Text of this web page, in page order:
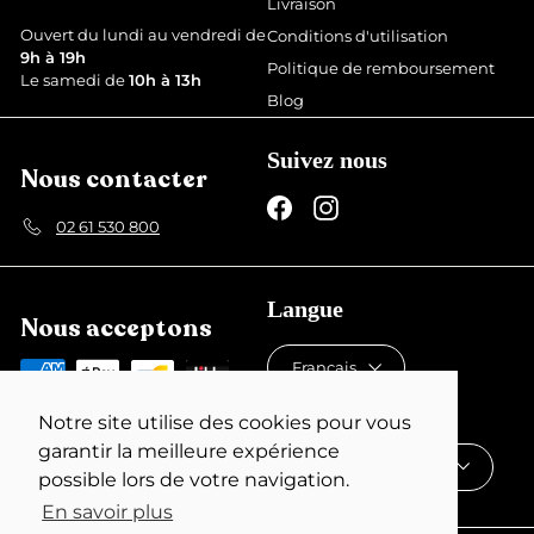
Notre site utilise des cookies pour vous
garantir la meilleure expérience
possible lors de votre navigation.
En savoir plus
r
Ouvert du lundi au vendredi de
9h à 19h
Le samedi de10h à 13h
Conditions d'utilisation
Politique de remboursement
Blog
Nous contacter
02 61 530 800
Suivez nous
FacebookInstagram
Nous acceptons
Langue
Français